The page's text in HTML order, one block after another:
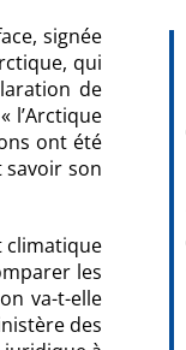
signée
qui
de
l’Arctique
ont été
savoir son
climatique
les
va-t-elle
des